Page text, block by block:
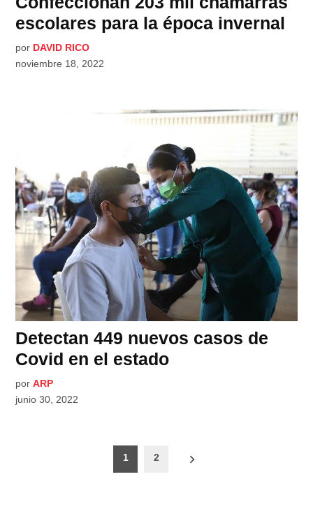
escolares para la época invernal
por DAVID RICO
noviembre 18, 2022
Detectan 449 nuevos casos de
Covid en el estado
por ARP
junio 30, 2022
1 2